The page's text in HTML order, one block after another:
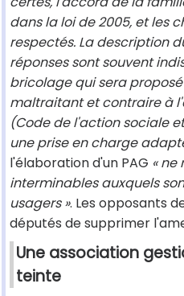
dans la loi de 2005, et les
respectés. La description
réponses sont souvent
bricolage qui sera
maltraitant et contraire à
(Code de l'action sociale
une prise en charge
l'élaboration d'un PAG «
interminables auxquels
usagers ». Les opposants
députés de supprimer
Une association
teinte